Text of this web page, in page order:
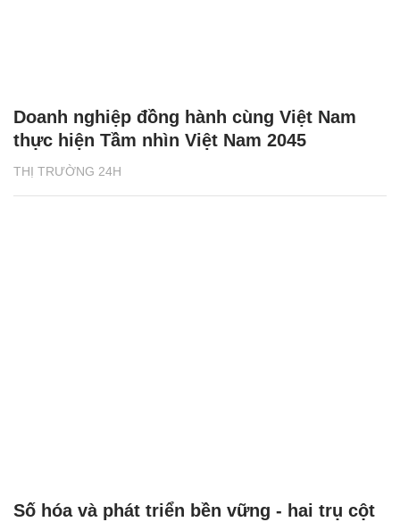
THỊ TRƯỜNG 24H
Doanh nghiệp đồng hành cùng Việt Nam
thực hiện Tầm nhìn Việt Nam 2045
Số hóa và phát triển bền vững - hai trụ cột